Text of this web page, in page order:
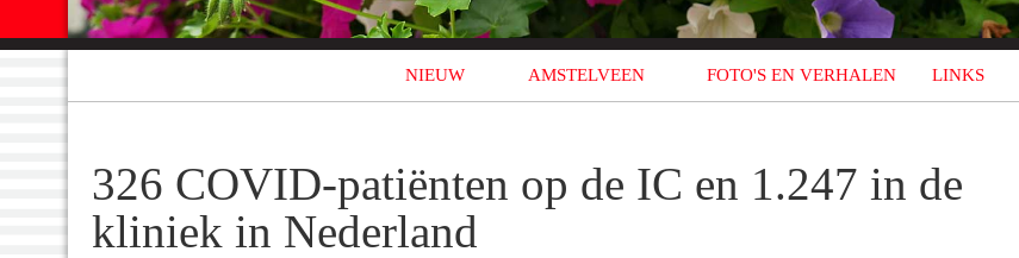
NIEUW AMSTELVEEN FOTO'S EN VERHALEN LINKS
326 COVID-patiënten op de IC en 1.247 in de
kliniek in Nederland